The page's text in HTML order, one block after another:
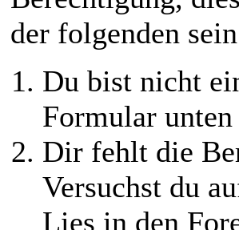
der folgenden
Du bist nicht
Formular
Dir fehlt die
Versuchst du
Lies in den